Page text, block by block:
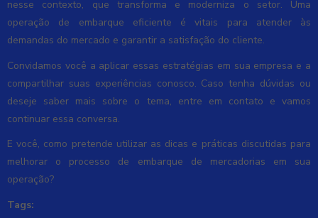
nesse contexto, que transforma e moderniza o setor. Uma
operação de embarque eficiente é vitais para atender às
demandas do mercado e garantir a satisfação do cliente.
Convidamos você a aplicar essas estratégias em sua empresa e a
compartilhar suas experiências conosco. Caso tenha dúvidas ou
deseje saber mais sobre o tema, entre em contato e vamos
continuar essa conversa.
E você, como pretende utilizar as dicas e práticas discutidas para
melhorar o processo de embarque de mercadorias em sua
operação?
Tags: